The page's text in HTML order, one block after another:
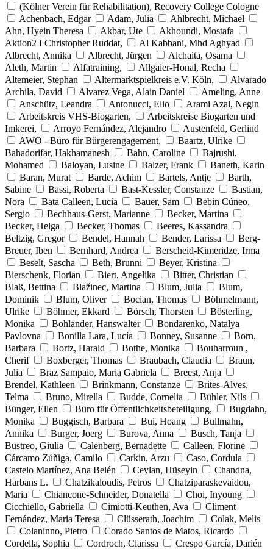
(Kölner Verein für Rehabilitation), Recovery College Cologne
Achenbach, Edgar
Adam, Julia
Ahlbrecht, Michael
Ahn, Hyein Theresa
Akbar, Ute
Akhoundi, Mostafa
Aktion2 I Christopher Ruddat,
Al Kabbani, Mhd Aghyad
Albrecht, Annika
Albrecht, Jürgen
Alchaita, Osama
Aleth, Martin
Alfatraining,
Allgaier-Honal, Recha
Altemeier, Stephan
Altermarktspielkreis e.V. Köln,
Alvarado
Archila, David
Alvarez Vega, Alain Daniel
Ameling, Anne
Anschütz, Leandra
Antonucci, Elio
Arami Azal, Negin
Arbeitskreis VHS-Biogarten,
Arbeitskreise Biogarten und
Imkerei,
Arroyo Fernández, Alejandro
Austenfeld, Gerlind
AWO - Büro für Bürgerengagement,
Baartz, Ulrike
Bahadorifar, Hakhamanesh
Bahn, Caroline
Bajrushi,
Mohamed
Baloyan, Lusine Balzer, Frank
Baneth, Karin
Baran, Murat
Barde, Achim Bartels, Antje
Barth,
Sabine
Bassi, Roberta Bast-Kessler, Constanze
Bastian,
Nora
Bata Calleen, Lucia Bauer, Sam
Bebin Cúneo,
Sergio
Bechhaus-Gerst, Marianne
Becker, Martina
Becker, Helga
Becker, Thomas
Beeres, Kassandra
Beltzig, Gregor
Bendel, Hannah Bender, Larissa
Berg-
Breuer, Iben
Bernhard, Andrea
Berscheid-Kimeridze, Irma
Beselt, Sascha
Beth, Brunni
Beyer, Kristina
Bierschenk, Florian
Biert, Angelika
Bitter, Christian
Blaß, Bettina
Blažinec, Martina Blum, Julia
Blum,
Dominik
Blum, Oliver Bocian, Thomas
Böhmelmann,
Ulrike
Böhmer, Ekkard Börsch, Thorsten
Bösterling,
Monika
Bohlander, Hanswalter
Bondarenko, Natalya
Pavlovna
Bonilla Lara, Lucía Bonney, Susanne
Born,
Barbara
Bortz, Harald Bothe, Monika
Bouharroun ,
Cherif
Boxberger, Thomas Braubach, Claudia
Braun,
Julia
Braz Sampaio, Maria Gabriela
Breest, Anja
Brendel, Kathleen
Brinkmann, Constanze
Brites-Alves,
Telma
Bruno, Mirella Budde, Cornelia
Bühler, Nils
Bünger, Ellen
Büro für Öffentlichkeitsbeteiligung,
Bugdahn,
Monika
Buggisch, Barbara Bui, Hoang
Bullmahn,
Annika
Burger, Joerg Burova, Anna
Busch, Tanja
Bustreo, Giulia
Calenberg, Bernadette
Calleen, Florine
Cárcamo Zúñiga, Camilo
Carkin, Arzu
Caso, Cordula
Castelo Martínez, Ana Belén
Ceylan, Hüseyin
Chandna,
Harbans L.
Chatzikaloudis, Petros
Chatziparaskevaidou,
Maria
Chiancone-Schneider, Donatella
Choi, Inyoung
Cicchiello, Gabriella
Cimiotti-Keuthen, Ava
Climent
Fernández, Maria Teresa
Clüsserath, Joachim
Colak, Melis
Colaninno, Pietro
Corado Santos de Matos, Ricardo
Cordella, Sophia
Cordroch, Clarissa
Crespo García, Darién